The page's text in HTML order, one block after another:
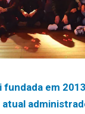
fundada em
atual